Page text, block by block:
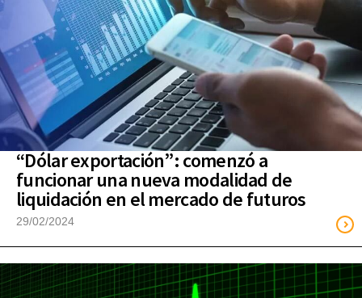
“Dólar exportación”: comenzó a
funcionar una nueva modalidad de
liquidación en el mercado de futuros
29/02/2024